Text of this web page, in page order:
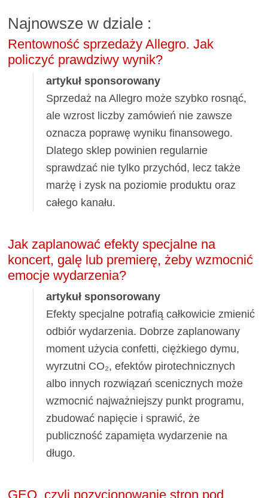
Najnowsze w dziale :
Rentowność sprzedaży Allegro. Jak
policzyć prawdziwy wynik?
artykuł sponsorowany
Sprzedaż na Allegro może szybko rosnąć,
ale wzrost liczby zamówień nie zawsze
oznacza poprawę wyniku finansowego.
Dlatego sklep powinien regularnie
sprawdzać nie tylko przychód, lecz także
marżę i zysk na poziomie produktu oraz
całego kanału.
Jak zaplanować efekty specjalne na
koncert, galę lub premierę, żeby wzmocnić
emocje wydarzenia?
artykuł sponsorowany
Efekty specjalne potrafią całkowicie zmienić
odbiór wydarzenia. Dobrze zaplanowany
moment użycia confetti, ciężkiego dymu,
wyrzutni CO₂, efektów pirotechnicznych
albo innych rozwiązań scenicznych może
wzmocnić najważniejszy punkt programu,
zbudować napięcie i sprawić, że
publiczność zapamięta wydarzenie na
długo.
GEO, czyli pozycjonowanie stron pod